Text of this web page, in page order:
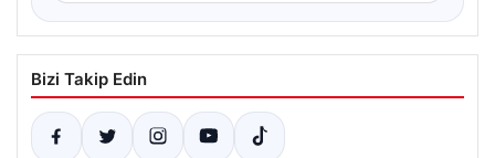
Bizi Takip Edin